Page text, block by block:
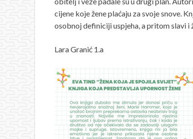
cijene koje žene plaćaju za svoje snove.
osobnoj definiciji uspjeha, a pritom slavi i
Lara Granić 1.a